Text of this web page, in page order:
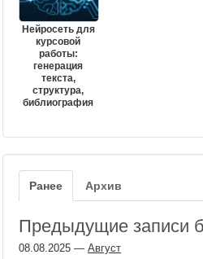
Нейросеть для
курсовой
работы:
генерация
текста,
структура,
библиография
Ранее Архив
Предыдущие записи
08.08.2025 — Август